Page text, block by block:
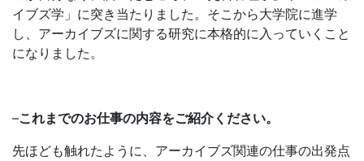
イブズ学」に突き当たりました。そこから大学院に進学
し、アーカイブズに関する研究に本格的に入っていくこと
になりました。
–これまでのお仕事の内容をご紹介ください。
先ほども触れたように、アーカイブズ関連の仕事の出発点